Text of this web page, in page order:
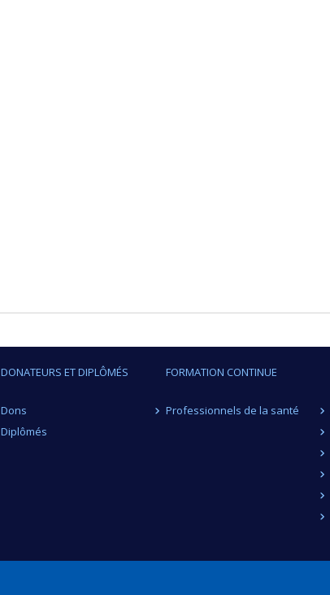
DONATEURS ET DIPLÔMÉS
Dons
Diplômés
FORMATION CONTINUE
Professionnels de la santé